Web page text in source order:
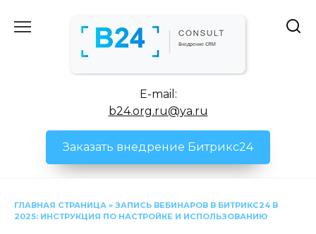
E-mail:
b24.org.ru@ya.ru
Заказать внедрение Битрикс24
ГЛАВНАЯ СТРАНИЦА » ЗАПИСЬ ВЕБИНАРОВ В БИТРИКС24 В
2025: ИНСТРУКЦИЯ ПО НАСТРОЙКЕ И ИСПОЛЬЗОВАНИЮ